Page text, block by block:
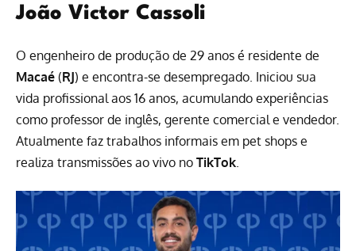
João Victor Cassoli
O engenheiro de produção de 29 anos é residente de
Macaé (RJ) e encontra-se desempregado. Iniciou sua
vida profissional aos 16 anos, acumulando experiências
como professor de inglês, gerente comercial e vendedor.
Atualmente faz trabalhos informais em pet shops e
realiza transmissões ao vivo no TikTok